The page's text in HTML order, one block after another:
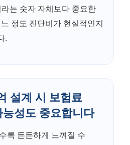
는 숫자 자체보다 중요한
정도 진단비가 현실적인지
.
설계 시 보험료
성도 중요합니다
록 든든하게 느껴질 수